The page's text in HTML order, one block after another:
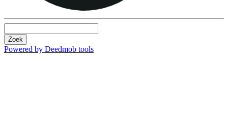
Zoek
Powered by Deedmob tools